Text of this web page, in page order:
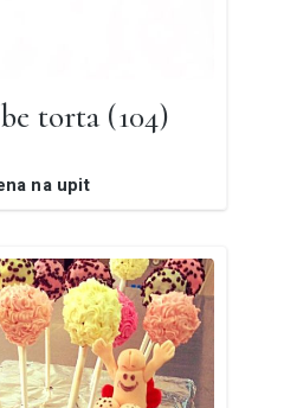
torta (104)
na upit